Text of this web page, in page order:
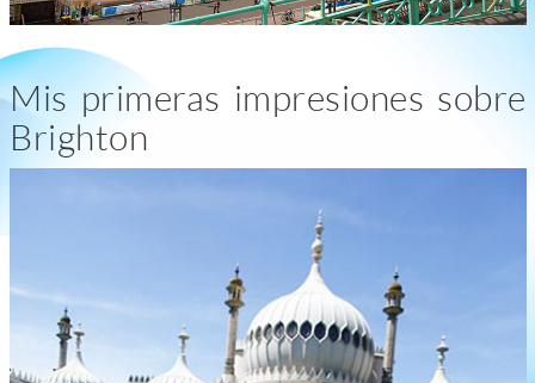
Mis primeras impresiones sobre
Brighton